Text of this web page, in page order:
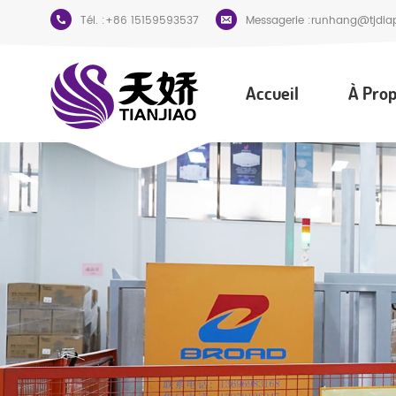
Tél. :+86 15159593537 Messagerie :
Accueil À